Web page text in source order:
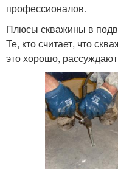
профессионалов.
Плюсы скважины в
Те, кто считает, что
это хорошо,